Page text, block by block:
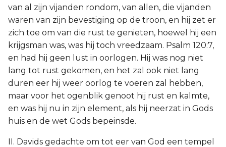
van al zijn vijanden rondom, van allen, die vijanden
waren van zijn bevestiging op de troon, en hij zet er
zich toe om van die rust te genieten, hoewel hij een
krijgsman was, was hij toch vreedzaam. Psalm 120:7,
en had hij geen lust in oorlogen. Hij was nog niet
lang tot rust gekomen, en het zal ook niet lang
duren eer hij weer oorlog te voeren zal hebben,
maar voor het ogenblik genoot hij rust en kalmte,
en was hij nu in zijn element, als hij neerzat in Gods
huis en de wet Gods bepeinsde.
II. Davids gedachte om tot eer van God een tempel